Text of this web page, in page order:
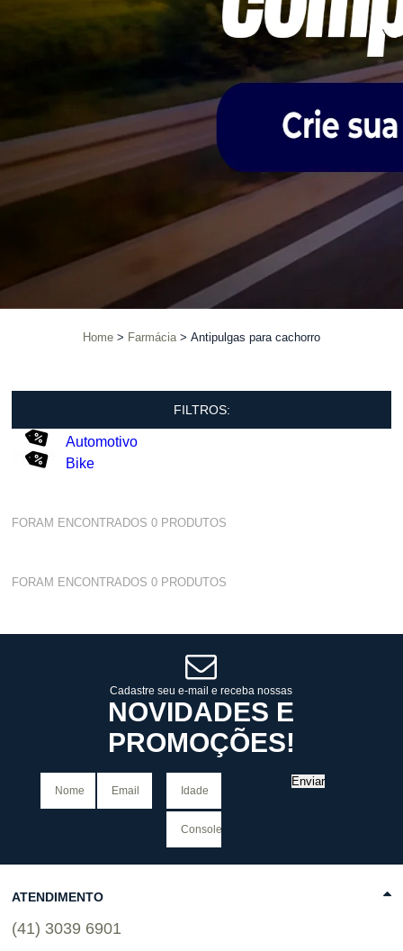
Home Farmácia Antipulgas para cachorro
FILTROS:
Automotivo
Bike
FORAM ENCONTRADOS0 PRODUTOS
FORAM ENCONTRADOS0 PRODUTOS
Cadastre seu e-mail e receba nossas
NOVIDADES E
PROMOÇÕES!
Enviar
ATENDIMENTO
(41) 3039 6901